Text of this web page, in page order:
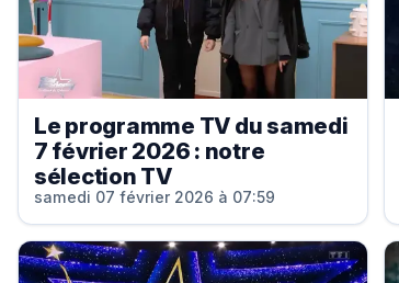
Le programme TV du samedi
7 février 2026 : notre
sélection TV
samedi 07 février 2026 à 07:59